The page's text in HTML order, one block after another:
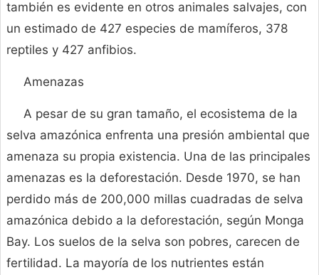
también es evidente en otros animales salvajes, con
un estimado de 427 especies de mamíferos, 378
reptiles y 427 anfibios.
Amenazas
A pesar de su gran tamaño, el ecosistema de la
selva amazónica enfrenta una presión ambiental que
amenaza su propia existencia. Una de las principales
amenazas es la deforestación. Desde 1970, se han
perdido más de 200,000 millas cuadradas de selva
amazónica debido a la deforestación, según Monga
Bay. Los suelos de la selva son pobres, carecen de
fertilidad. La mayoría de los nutrientes están